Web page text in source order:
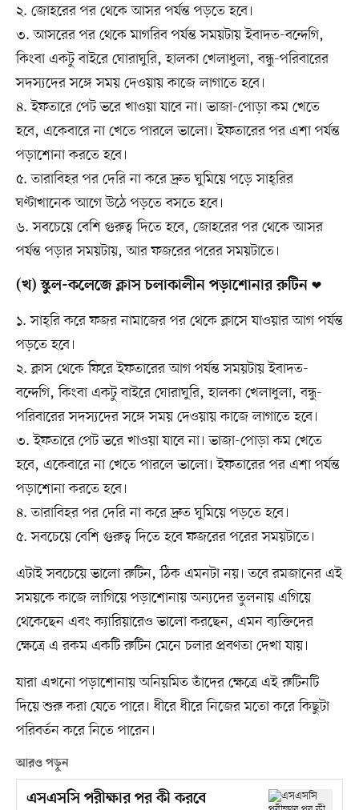
২. জোহরের পর থেকে আসর পর্যন্ত পড়তে হবে।
৩. আসরের পর থেকে মাগরিব পর্যন্ত সময়টায় ইবাদত-বন্দেগি,
কিংবা একটু বাইরে ঘোরাঘুরি, হালকা খেলাধুলা, বন্ধু-পরিবারের
সদস্যদের সঙ্গে সময় দেওয়ায় কাজে লাগাতে হবে।
৪. ইফতারে পেট ভরে খাওয়া যাবে না। ভাজা-পোড়া কম খেতে
হবে, একেবারে না খেতে পারলে ভালো। ইফতারের পর এশা পর্যন্ত
পড়াশোনা করতে হবে।
৫. তারাবিহর পর দেরি না করে দ্রুত ঘুমিয়ে পড়ে সাহ্‌রির
ঘণ্টাখানেক আগে উঠে পড়তে বসতে হবে।
৬. সবচেয়ে বেশি গুরুত্ব দিতে হবে, জোহরের পর থেকে আসর
পর্যন্ত পড়ার সময়টায়, আর ফজরের পরের সময়টাতে।
(খ) স্কুল-কলেজে ক্লাস চলাকালীন পড়াশোনার রুটিন ❤
১. সাহ্‌রি করে ফজর নামাজের পর থেকে ক্লাসে যাওয়ার আগ পর্যন্ত
পড়তে হবে।
২. ক্লাস থেকে ফিরে ইফতারের আগ পর্যন্ত সময়টায় ইবাদত-
বন্দেগি, কিংবা একটু বাইরে ঘোরাঘুরি, হালকা খেলাধুলা, বন্ধু-
পরিবারের সদস্যদের সঙ্গে সময় দেওয়ায় কাজে লাগাতে হবে।
৩. ইফতারে পেট ভরে খাওয়া যাবে না। ভাজা-পোড়া কম খেতে
হবে, একেবারে না খেতে পারলে ভালো। ইফতারের পর এশা পর্যন্ত
পড়াশোনা করতে হবে।
৪. তারাবিহর পর দেরি না করে দ্রুত ঘুমিয়ে পড়তে হবে।
৫. সবচেয়ে বেশি গুরুত্ব দিতে হবে ফজরের পরের সময়টাতে।
এটাই সবচেয়ে ভালো রুটিন, ঠিক এমনটা নয়। তবে রমজানের এই
সময়কে কাজে লাগিয়ে পড়াশোনায় অন্যদের তুলনায় এগিয়ে
থেকেছেন এবং ক্যারিয়ারেও ভালো করছেন, এমন ব্যক্তিদের
ক্ষেত্রে এ রকম একটি রুটিন মেনে চলার প্রবণতা দেখা যায়।
যারা এখনো পড়াশোনায় অনিয়মিত তাঁদের ক্ষেত্রে এই রুটিনটি
দিয়ে শুরু করা যেতে পারে। ধীরে ধীরে নিজের মতো করে কিছুটা
পরিবর্তন করে নিতে পারেন।
আরও পড়ুন
এসএসসি পরীক্ষার পর কী করবে